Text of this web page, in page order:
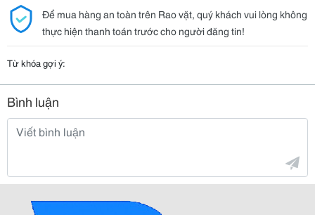
Để mua hàng an toàn trên Rao vặt, quý khách vui lòng không
thực hiện thanh toán trước cho người đăng tin!
Từ khóa gợi ý:
Bình luận